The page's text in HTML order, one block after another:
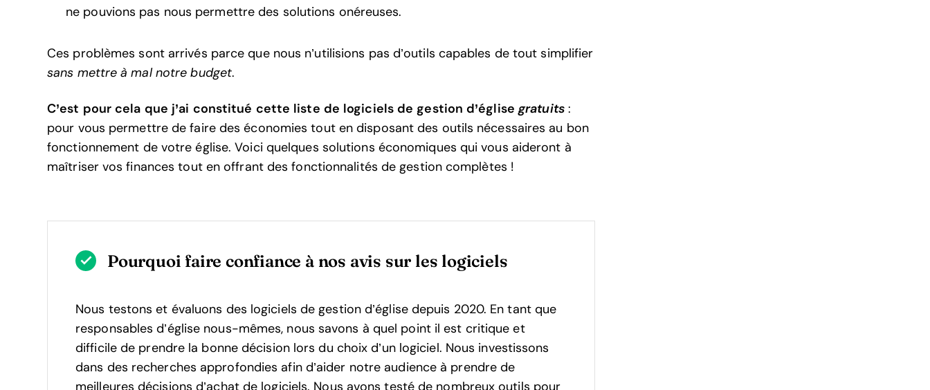
ne pouvions pas nous permettre des solutions onéreuses.
Ces problèmes sont arrivés parce que nous n’utilisions pas d’outils capables de tout simplifier
sans mettre à mal notre budget.
C’est pour cela que j’ai constitué cette liste de logiciels de gestion d’église gratuits:
pour vous permettre de faire des économies tout en disposant des outils nécessaires au bon
fonctionnement de votre église. Voici quelques solutions économiques qui vous aideront à
maîtriser vos finances tout en offrant des fonctionnalités de gestion complètes !
Pourquoi faire confiance à nos avis sur les logiciels
Nous testons et évaluons des logiciels de gestion d’église depuis 2020. En tant que
responsables d’église nous-mêmes, nous savons à quel point il est critique et
difficile de prendre la bonne décision lors du choix d’un logiciel. Nous investissons
dans des recherches approfondies afin d’aider notre audience à prendre de
meilleures décisions d’achat de logiciels. Nous avons testé de nombreux outils pour